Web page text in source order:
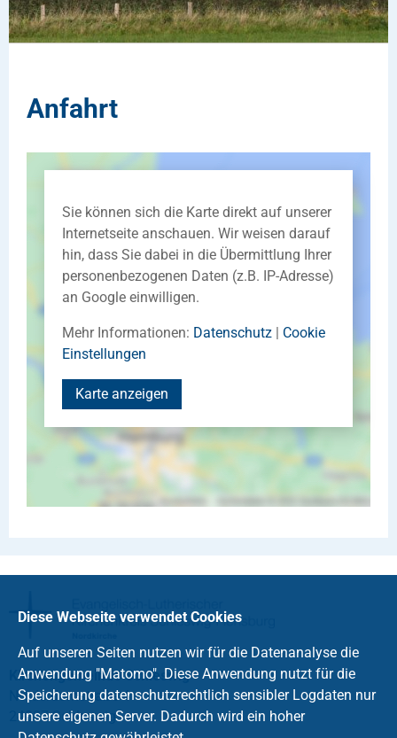
Anfahrt
Sie können sich die Karte direkt auf unserer
Internetseite anschauen. Wir weisen darauf
hin, dass Sie dabei in die Übermittlung Ihrer
personenbezogenen Daten (z.B. IP-Adresse)
an Google einwilligen.
Mehr Informationen: Datenschutz | Cookie
Einstellungen
Karte anzeigen
Kirchengemeinde Schleswig
Norderdomstraße 4
24837 Schleswig
Diese Webseite verwendet Cookies
Auf unseren Seiten nutzen wir für die Datenanalyse die
Anwendung "Matomo". Diese Anwendung nutzt für die
Speicherung datenschutzrechtlich sensibler Logdaten nur
unsere eigenen Server. Dadurch wird ein hoher